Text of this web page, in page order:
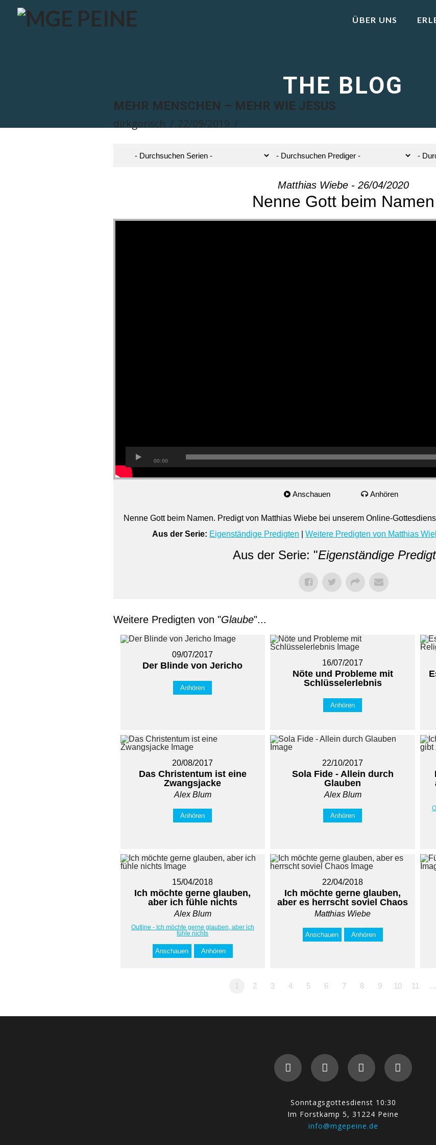
ÜBER UNS
THE BLOG
MEHR MENSCHEN – MEHR WIE JESUS
dirkgorisch 22/09/2019
Matthias Wiebe - 26/04/2020
Nenne Gott beim Namen
00:00
Anschauen Anhören
Nenne Gott beim Namen. Predigt von Matthias Wiebe bei unserem Online-
Aus der Serie: Eigenständige Predigten Weitere Predigten von Matthias
Aus der Serie: "Eigenständige
Weitere Predigten von "Glaube"...
09/07/2017
Der Blinde von Jericho
Anhören
16/07/2017
Nöte und Probleme mit
Schlüsselerlebnis
Anhören
20/08/2017
Das Christentum ist eine
Zwangsjacke
Alex Blum
Anhören
22/10/2017
Sola Fide - Allein durch
Glauben
Alex Blum
Anhören
15/04/2018
Ich möchte gerne glauben,
aber ich fühle nichts
Alex Blum
Outline - Ich möchte gerne glauben, aber ich
fühle nichts
Anschauen Anhören
22/04/2018
Ich möchte gerne glauben,
aber es herrscht soviel Chaos
Matthias Wiebe
Anschauen Anhören
1 2 3 4 5 6 7 8 9 10 11
Sonntagsgottesdienst 10:30
Im Forstkamp 5, 31224 Peine
info@mgepeine.de